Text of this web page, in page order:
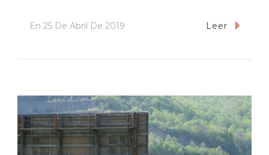
En 25 De Abril De 2019 Leer